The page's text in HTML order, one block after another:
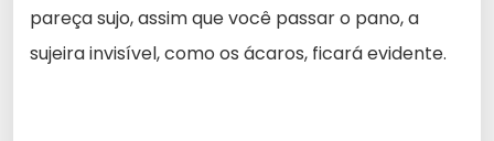
pareça sujo, assim que você passar o pano, a
sujeira invisível, como os ácaros, ficará evidente.